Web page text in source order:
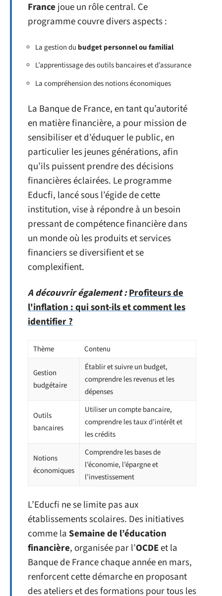
France joue un rôle central. Ce
programme couvre divers aspects :
La gestion du budget personnel ou familial
L’apprentissage des outils bancaires et d’assurance
La compréhension des notions économiques
La Banque de France, en tant qu’autorité
en matière financière, a pour mission de
sensibiliser et d’éduquer le public, en
particulier les jeunes générations, afin
qu’ils puissent prendre des décisions
financières éclairées. Le programme
Educfi, lancé sous l’égide de cette
institution, vise à répondre à un besoin
pressant de compétence financière dans
un monde où les produits et services
financiers se diversifient et se
complexifient.
A découvrir également :Profiteurs de
l'inflation : qui sont-ils et comment les
identifier ?
Thème Contenu
Gestion
budgétaire
Établir et suivre un budget,
comprendre les revenus et les
dépenses
Outils
bancaires
Utiliser un compte bancaire,
comprendre les taux d’intérêt et
les crédits
Notions
économiques
Comprendre les bases de
l’économie, l’épargne et
l’investissement
L’Educfi ne se limite pas aux
établissements scolaires. Des initiatives
comme laSemaine de l’éducation
financière, organisée par l’OCDEet la
Banque de France chaque année en mars,
renforcent cette démarche en proposant
des ateliers et des formations pour tous les